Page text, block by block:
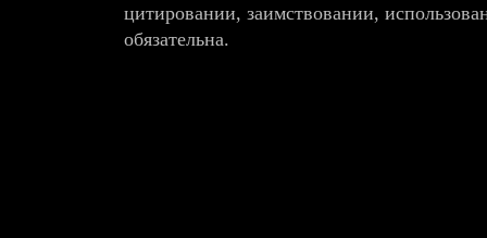
цитировании, заимствовании,
обязательна.